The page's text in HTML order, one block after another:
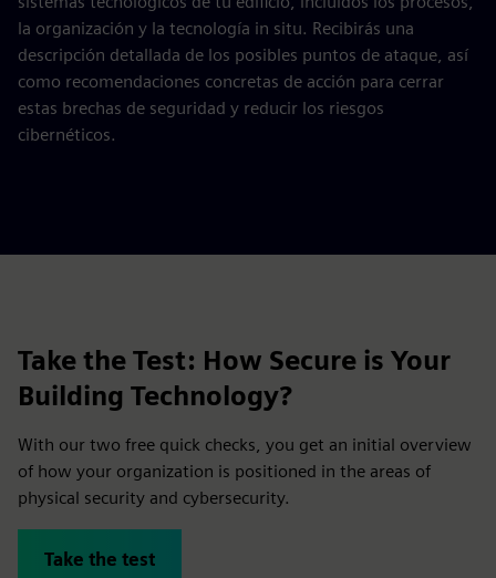
la organización y la tecnología in situ. Recibirás una
descripción detallada de los posibles puntos de ataque, así
como recomendaciones concretas de acción para cerrar
estas brechas de seguridad y reducir los riesgos
cibernéticos.
Take the Test: How Secure is Your
Building Technology?
With our two free quick checks, you get an initial overview
of how your organization is positioned in the areas of
physical security and cybersecurity.
Take the test